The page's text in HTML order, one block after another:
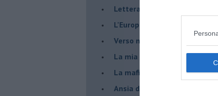
Lettera al Presidente Draghi
L'Europa non regge il
Verso nuovi modelli
​La mia generazione... Quella
​La mafia sanitaria ai tempi
Ansia da Covid